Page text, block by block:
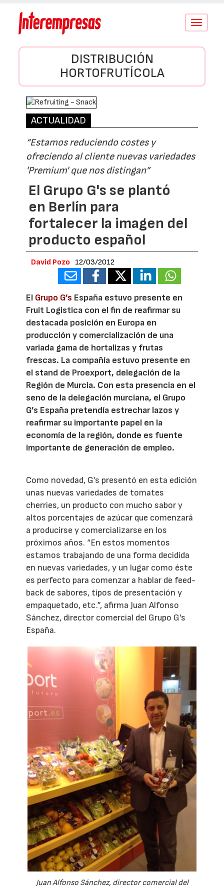
Conmutar
DISTRIBUCIÓN
HORTOFRUTÍCOLA
ACTUALIDAD
“Estamos reduciendo costes y
ofreciendo al cliente nuevas variedades
'Premium' que nos distingan”
El Grupo G's se plantó
en Berlín para
fortalecer la imagen del
producto español
David Pozo 12/03/2012
El Grupo G’s España estuvo presente en
Fruit Logistica con el fin de reafirmar su
destacada posición en Europa en
producción y comercialización de una
variada gama de hortalizas y frutas
frescas. La compañía estuvo presente en
el stand de Proexport, delegación de la
Región de Murcia. Con esta presencia en el
seno de la delegación murciana, el Grupo
G’s España pretendía estrechar lazos y
reafirmar su importante papel en la
economía de la región, donde es fuente
importante de generación de empleo.
Como novedad, G’s presentó en esta edición
unas nuevas variedades de tomates
cherries, un producto con mucho sabor y
altos porcentajes de azúcar que comenzará
a producirse y comercializarse en los
próximos años. “En estos momentos
estamos trabajando de una forma decidida
en nuevas variedades, y un lugar como éste
es perfecto para comenzar a hablar de feed-
back de sabores, tipos de presentación y
empaquetado, etc.”, afirma Juan Alfonso
Sánchez, director comercial del Grupo G's
España.
Juan Alfonso Sánchez, director comercial del